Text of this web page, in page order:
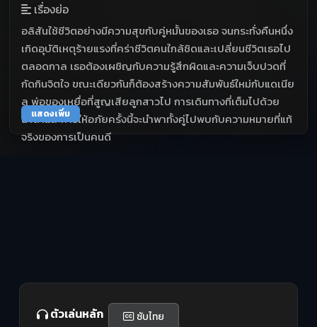
เรื่องย่อ
อลิสันใช้ชีวิตอย่างมีความสุขกับคู่หมั้นของเธอ จนกระทั่งคืนหนึ่ง
เกิดอุบัติเหตุร้ายแรงที่คร่าชีวิตคนใกล้ชิดและเปลี่ยนชีวิตเธอไป
ตลอดกาล เธอต้องเผชิญกับความรู้สึกผิดและความเจ็บปวดที่
กัดกินจิตใจ ขณะเดียวกันก็ต้องสร้างความสัมพันธ์ใหม่กับแดเนีย
ล พ่อของเหยื่อที่สูญเสียลูกสาวไป การเดินทางที่เต็มไปด้วย
น้ำตาและการให้อภัยครั้งนี้จะนำพาทั้งคู่ไปพบกับความหมายที่แท้
จริงของการเป็นคนดี
แสดงเพิ่ม
ตัวเล่นหลัก ซับไทย